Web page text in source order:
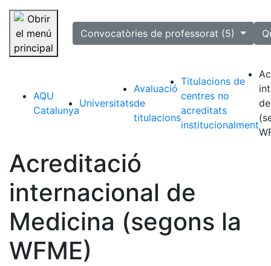
Saltar la navegació
selectedConvocatòries de professorat (5)
AQU
Catalunya
Universitats
Avaluació
de
titulacions
Titulacions de
centres no
acreditats
institucionalment
Acreditació
internacional de
Medicina (segons la
WFME)